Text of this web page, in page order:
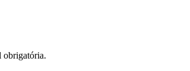
obrigatória.